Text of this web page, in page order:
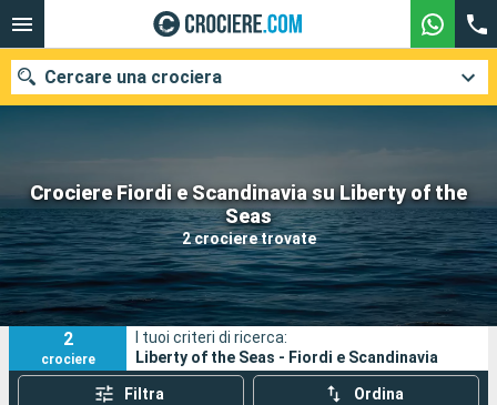
Crociere Fiordi e Scandinavia su Liberty of the
Seas
2 crociere trovate
Cercare una crociera
Le nostre destinazioni
Mesi di partenza
Porti Compagnie
Ricerca
2
crociere
I tuoi criteri di ricerca:
Liberty of the Seas - Fiordi e Scandinavia
Filtra Ordina